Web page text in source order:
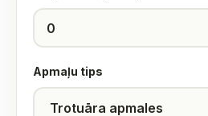
Apmaļu tips